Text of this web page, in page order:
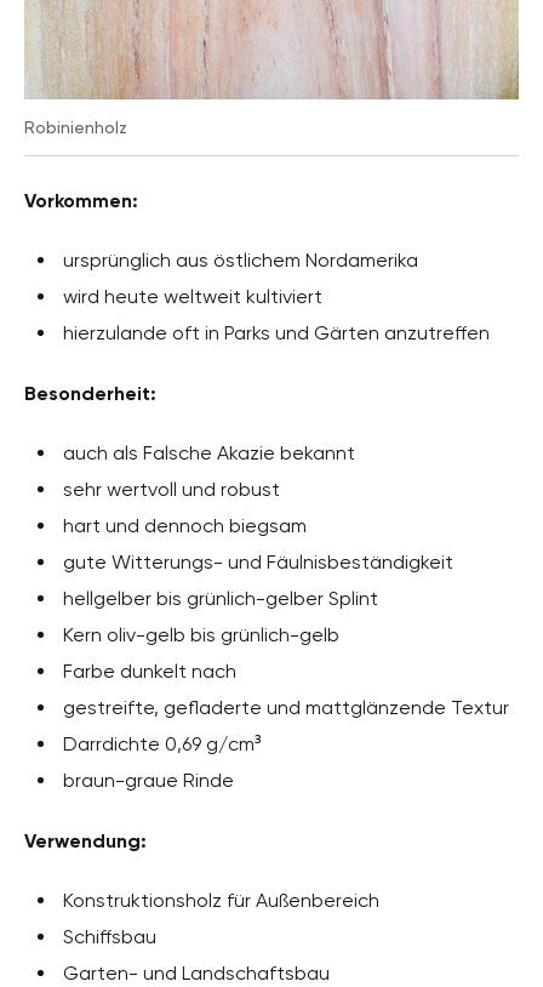
Robinienholz
Vorkommen:
ursprünglich aus östlichem Nordamerika
wird heute weltweit kultiviert
hierzulande oft in Parks und Gärten anzutreffen
Besonderheit:
auch als Falsche Akazie bekannt
sehr wertvoll und robust
hart und dennoch biegsam
gute Witterungs- und Fäulnisbeständigkeit
hellgelber bis grünlich-gelber Splint
Kern oliv-gelb bis grünlich-gelb
Farbe dunkelt nach
gestreifte, gefladerte und mattglänzende Textur
Darrdichte 0,69 g/cm³
braun-graue Rinde
Verwendung:
Konstruktionsholz für Außenbereich
Schiffsbau
Garten- und Landschaftsbau